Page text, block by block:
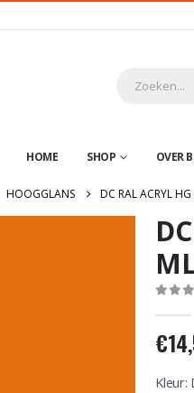
HOME SHOP OVER
HOOGGLANS DC RAL ACRYL
€
Kleur: